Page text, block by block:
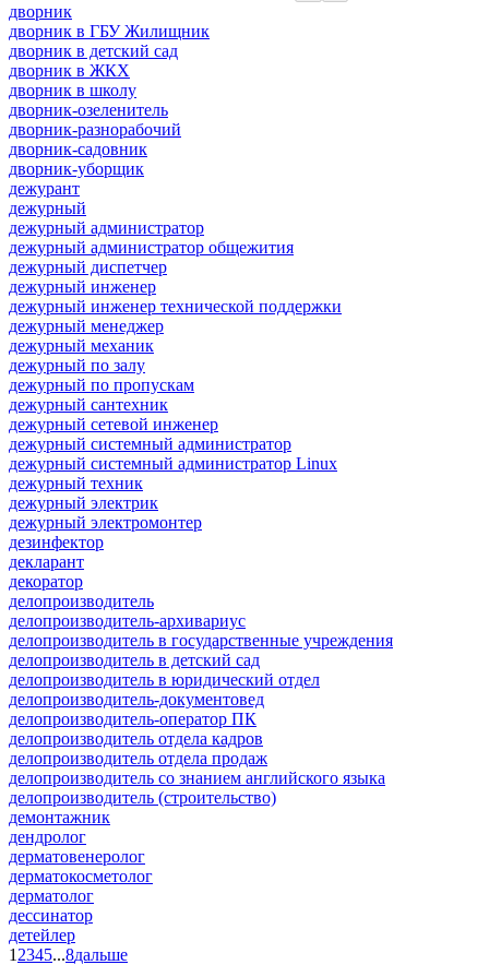
дворник
дворник в ГБУ Жилищник
дворник в детский сад
дворник в ЖКХ
дворник в школу
дворник-озеленитель
дворник-разнорабочий
дворник-садовник
дворник-уборщик
дежурант
дежурный
дежурный администратор
дежурный администратор общежития
дежурный диспетчер
дежурный инженер
дежурный инженер технической поддержки
дежурный менеджер
дежурный механик
дежурный по залу
дежурный по пропускам
дежурный сантехник
дежурный сетевой инженер
дежурный системный администратор
дежурный системный администратор Linux
дежурный техник
дежурный электрик
дежурный электромонтер
дезинфектор
декларант
декоратор
делопроизводитель
делопроизводитель-архивариус
делопроизводитель в государственные учреждения
делопроизводитель в детский сад
делопроизводитель в юридический отдел
делопроизводитель-документовед
делопроизводитель-оператор ПК
делопроизводитель отдела кадров
делопроизводитель отдела продаж
делопроизводитель со знанием английского языка
делопроизводитель (строительство)
демонтажник
дендролог
дерматовенеролог
дерматокосметолог
дерматолог
дессинатор
детейлер
1 2345...8дальше